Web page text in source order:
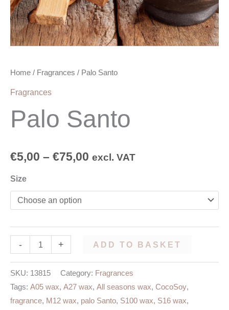
Home / Fragrances / Palo Santo
Fragrances
Palo Santo
€5,00 – €75,00 excl. VAT
Size
- + ADD TO BASKET
SKU: 13815 Category: Fragrances
Tags: A05 wax, A27 wax, All seasons wax, CocoSoy,
fragrance, M12 wax, palo Santo, S100 wax, S16 wax,